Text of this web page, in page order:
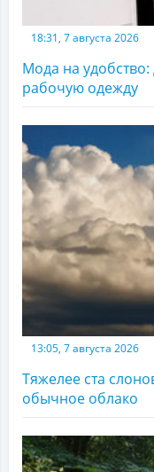
18:31, 7 августа 2026
Мода на
рабочую одежду
13:05, 7 августа 2026
Тяжелее ста
обычное облако